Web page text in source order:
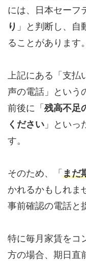
には、日本セーフ
り 」と判断し、
ることがあります。
上記にある「支払
声の電話」という
前後に「 残高不
ください 」といっ
す。
そのため、「 まだ
かれるかもしれま
事前確認の電話と
特に毎月家賃をコ
方の場合、期日直